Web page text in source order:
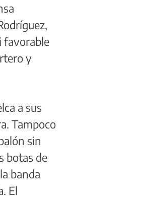
favorable
y
a sus
Tampoco
sin
botas de
banda
El